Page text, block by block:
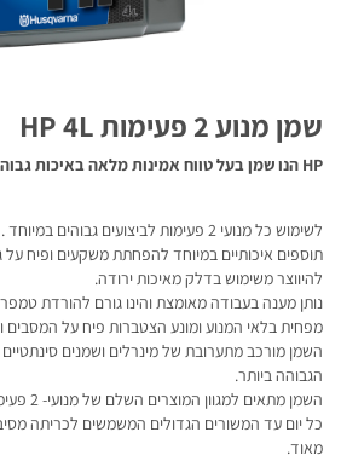
שמן מנוע 2 פעימות HP 4L
HP הנו שמן בעל טווח אמינות מלאה באיכות גבוהה.
לשימוש כל מנועי 2 פעימות לביצועים גבוהים במיוחד .
תוספים איכותיים במיוחד להפחתת משקעים ופיח
להיווצר משימוש בדלק מאיכות ירודה.
נותן מענה בעבודה מאומצת והינו גורם להורדת
מפחית בלאי המנוע ומונע הצטברות פיח על המסבים
השמן מורכב מתערובת של מינרלים ושמנים
הגבוהה ביותר.
השמן
כל יום עד המשורים הגדולים המשמשים לכריתה
מאוד.